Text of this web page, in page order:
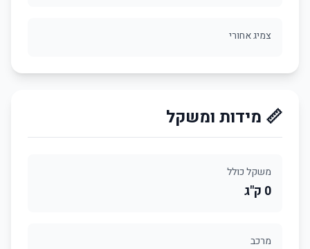
צמיג אחורי
📏 מידות ומשקל
משקל כולל
0 ק"ג
מרכב